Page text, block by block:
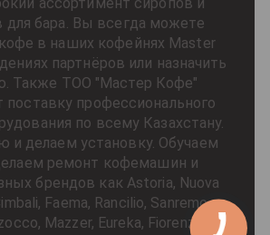
для бара. Вы всегда можете
в наших кофейнях Master
партнёров или назначить
Также ТОО "Мастер Кофе"
поставку профессионального
по всему Казахстану.
и делаем установку. Обучаем
ремонт кофемашин и
брендов как Astoria, Nuova
Faema, Rancilio, Sanremo,
Mazzer, Eureka, Fiorenzato,